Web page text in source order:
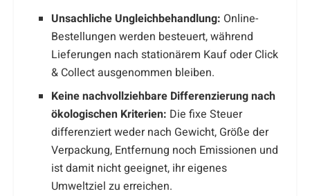
Unsachliche Ungleichbehandlung: Online-
Bestellungen werden besteuert, während
Lieferungen nach stationärem Kauf oder Click
& Collect ausgenommen bleiben.
Keine nachvollziehbare Differenzierung nach
ökologischen Kriterien: Die fixe Steuer
differenziert weder nach Gewicht, Größe der
Verpackung, Entfernung noch Emissionen und
ist damit nicht geeignet, ihr eigenes
Umweltziel zu erreichen.